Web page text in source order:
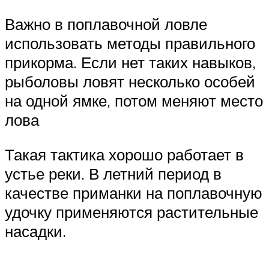
Важно в поплавочной ловле
использовать методы правильного
прикорма. Если нет таких навыков,
рыболовы ловят несколько особей
на одной ямке, потом меняют место
лова
Такая тактика хорошо работает в
устье реки. В летний период в
качестве приманки на поплавочную
удочку применяются растительные
насадки.